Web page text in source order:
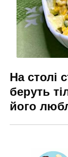
На столі
беруть
його